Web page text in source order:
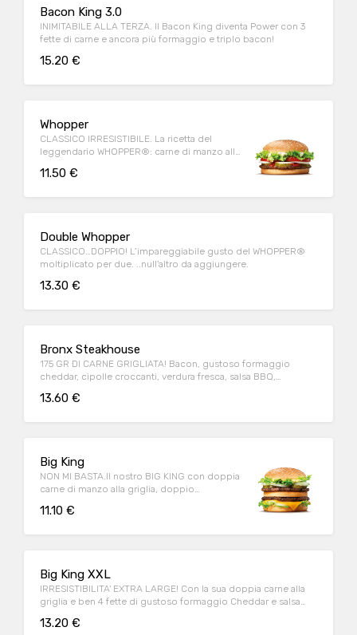
Bacon King 3.0
INIMITABILE ALLA TERZA. Il Bacon King diventa Power con 3
fette di carne e ancora più formaggio e triplo bacon!
15.20 €
Whopper
CLASSICO IRRESISTIBILE. La ricetta del
leggendario WHOPPER®: carne di manzo alla
ineguagliabile.
11.50 €
Double Whopper
CLASSICO…DOPPIO! L’impareggiabile gusto del WHOPPER®
moltiplicato per due. ..null'altro da aggiungere.
13.30 €
Bronx Steakhouse
175 GR DI CARNE GRIGLIATA! Bacon, gustoso formaggio
cheddar, cipolle croccanti, verdura fresca, salsa BBQ,
13.60 €
Big King
NON MI BASTA.Il nostro BIG KING con doppia
carne di manzo alla griglia, doppio
11.10 €
Big King XXL
IRRESISTIBILITA' EXTRA LARGE! Con la sua doppia carne alla
griglia e ben 4 fette di gustoso formaggio Cheddar e salsa
13.20 €